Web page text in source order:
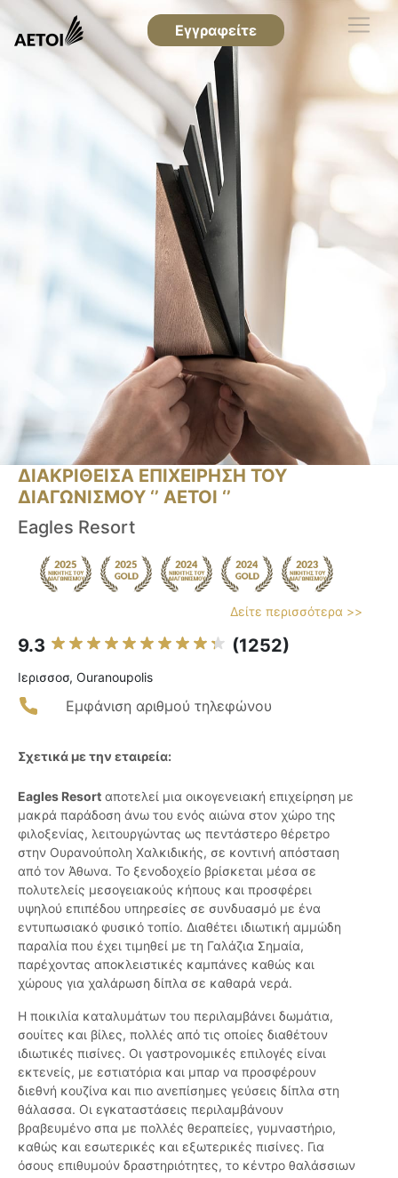
Εγγραφείτε
ΔΙΑΚΡΙΘΕΙΣΑ ΕΠΙΧΕΙΡΗΣΗ ΤΟΥ
ΔΙΑΓΩΝΙΣΜΟΥ ‘’ ΑΕΤΟΙ ‘’
Eagles Resort
Δείτε περισσότερα >>
9.3 (1252)
Ιερισσοσ, Ouranoupolis
Εμφάνιση αριθμού τηλεφώνου
Σχετικά με την εταιρεία:
Eagles Resort αποτελεί μια οικογενειακή επιχείρηση με
μακρά παράδοση άνω του ενός αιώνα στον χώρο της
φιλοξενίας, λειτουργώντας ως πεντάστερο θέρετρο
στην Ουρανούπολη Χαλκιδικής, σε κοντινή απόσταση
από τον Άθωνα. Το ξενοδοχείο βρίσκεται μέσα σε
πολυτελείς μεσογειακούς κήπους και προσφέρει
υψηλού επιπέδου υπηρεσίες σε συνδυασμό με ένα
εντυπωσιακό φυσικό τοπίο. Διαθέτει ιδιωτική αμμώδη
παραλία που έχει τιμηθεί με τη Γαλάζια Σημαία,
παρέχοντας αποκλειστικές καμπάνες καθώς και
χώρους για χαλάρωση δίπλα σε καθαρά νερά.
Η ποικιλία καταλυμάτων του περιλαμβάνει δωμάτια,
σουίτες και βίλες, πολλές από τις οποίες διαθέτουν
ιδιωτικές πισίνες. Οι γαστρονομικές επιλογές είναι
εκτενείς, με εστιατόρια και μπαρ να προσφέρουν
διεθνή κουζίνα και πιο ανεπίσημες γεύσεις δίπλα στη
θάλασσα. Οι εγκαταστάσεις περιλαμβάνουν
βραβευμένο σπα με πολλές θεραπείες, γυμναστήριο,
καθώς και εσωτερικές και εξωτερικές πισίνες. Για
όσους επιθυμούν δραστηριότητες, το κέντρο θαλάσσιων